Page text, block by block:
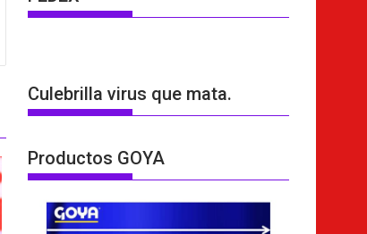
Culebrilla virus que mata.
Productos GOYA